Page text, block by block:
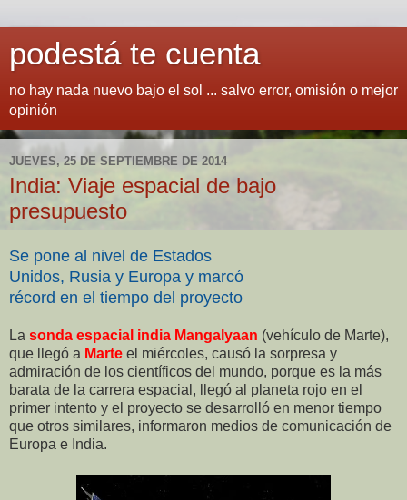
podestá te cuenta
no hay nada nuevo bajo el sol ... salvo error, omisión o mejor
opinión
JUEVES, 25 DE SEPTIEMBRE DE 2014
India: Viaje espacial de bajo
presupuesto
Se pone al nivel de Estados
Unidos, Rusia y Europa y marcó
récord en el tiempo del proyecto
La sonda espacial india Mangalyaan (vehículo de Marte),
que llegó a Marte el miércoles, causó la sorpresa y
admiración de los científicos del mundo, porque es la más
barata de la carrera espacial, llegó al planeta rojo en el
primer intento y el proyecto se desarrolló en menor tiempo
que otros similares, informaron medios de comunicación de
Europa e India.